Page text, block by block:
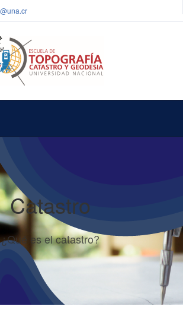
Catastro
¿Qué es el catastro?